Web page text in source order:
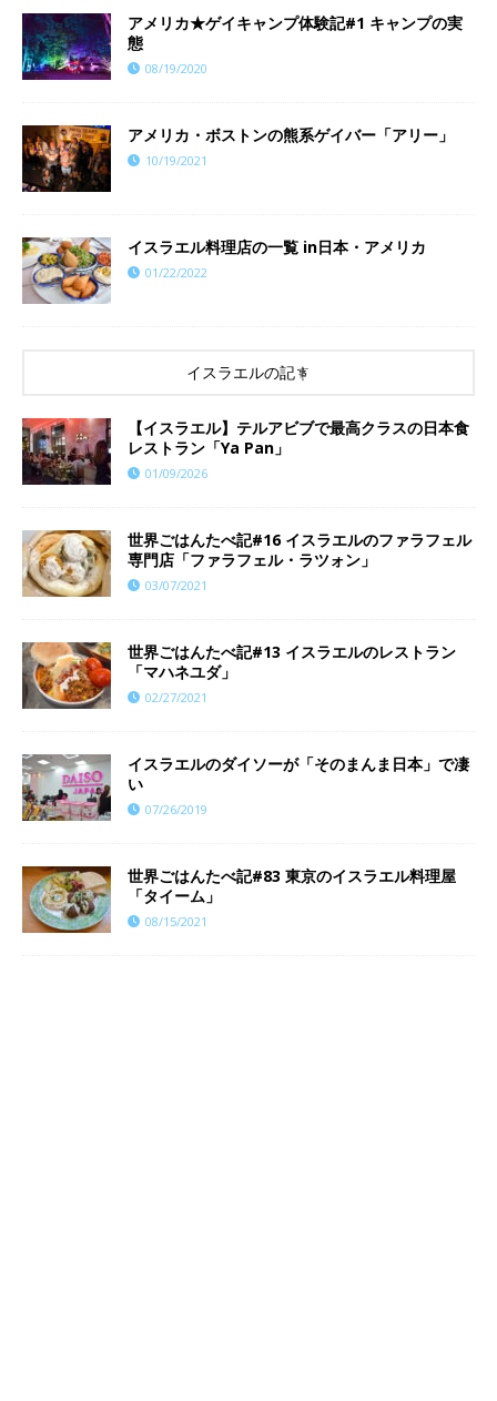
アメリカ★ゲイキャンプ体験記#1 キャンプの実
態
08/19/2020
アメリカ・ボストンの熊系ゲイバー「アリー」
10/19/2021
イスラエル料理店の一覧 in日本・アメリカ
01/22/2022
イスラエルの記事
【イスラエル】テルアビブで最高クラスの日本食
レストラン「Ya Pan」
01/09/2026
世界ごはんたべ記#16 イスラエルのファラフェル
専門店「ファラフェル・ラツォン」
03/07/2021
世界ごはんたべ記#13 イスラエルのレストラン
「マハネユダ」
02/27/2021
イスラエルのダイソーが「そのまんま日本」で凄
い
07/26/2019
世界ごはんたべ記#83 東京のイスラエル料理屋
「タイーム」
08/15/2021